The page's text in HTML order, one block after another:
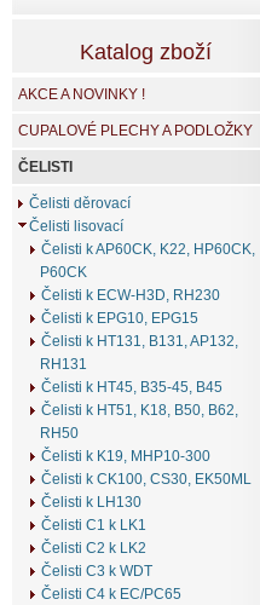
Katalog zboží
AKCE A NOVINKY !
CUPALOVÉ PLECHY A PODLOŽKY
ČELISTI
Čelisti děrovací
Čelisti lisovací
Čelisti k AP60CK, K22, HP60CK,
P60CK
Čelisti k ECW-H3D, RH230
Čelisti k EPG10, EPG15
Čelisti k HT131, B131, AP132,
RH131
Čelisti k HT45, B35-45, B45
Čelisti k HT51, K18, B50, B62,
RH50
Čelisti k K19, MHP10-300
Čelisti k CK100, CS30, EK50ML
Čelisti k LH130
Čelisti C1 k LK1
Čelisti C2 k LK2
Čelisti C3 k WDT
Čelisti C4 k EC/PC65